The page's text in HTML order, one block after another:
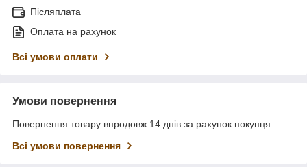
Післяплата
Оплата на рахунок
Всі умови оплати
Умови повернення
Повернення товару впродовж 14 днів за рахунок покупця
Всі умови повернення